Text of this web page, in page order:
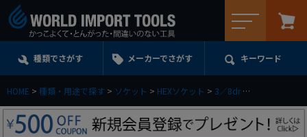
種類でさがす メーカーでさがす キーワード
HOME 種類・用途で探す ソケット HEXソケット 3／8dr